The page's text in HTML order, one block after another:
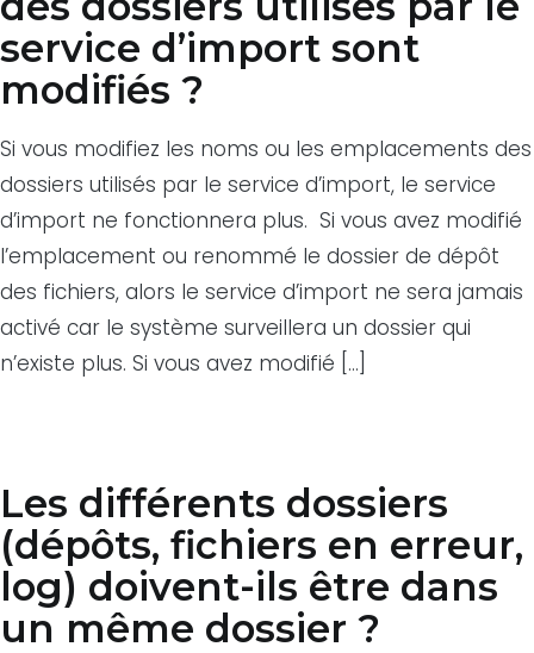
service d’import sont
modifiés ?
Si vous modifiez les noms ou les emplacements des
dossiers utilisés par le service d’import, le service
d’import ne fonctionnera plus. Si vous avez modifié
l’emplacement ou renommé le dossier de dépôt
des fichiers, alors le service d’import ne sera jamais
activé car le système surveillera un dossier qui
n’existe plus. Si vous avez modifié […]
Les différents dossiers
(dépôts, fichiers en erreur,
log) doivent-ils être dans
un même dossier ?